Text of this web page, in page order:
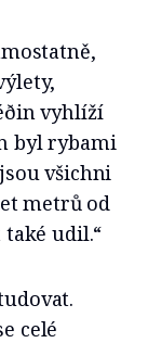
vyhlíží
byl rybami
všichni
metrů od
udil.“
celé